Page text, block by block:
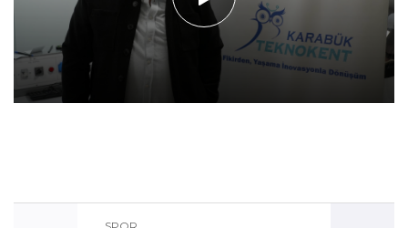
SPOR